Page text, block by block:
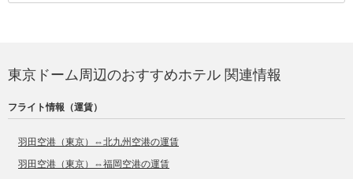
東京ドーム周辺のおすすめホテル 関連情報
フライト情報（運賃）
羽田空港（東京）⇔北九州空港の運賃
羽田空港（東京）⇔福岡空港の運賃